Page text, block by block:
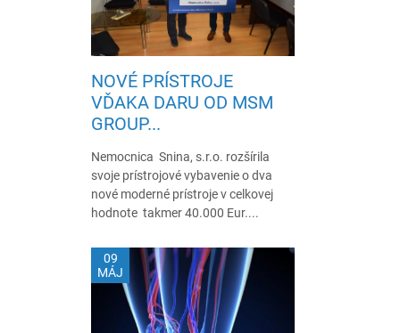
NOVÉ PRÍSTROJE
VĎAKA DARU OD MSM
GROUP...
Nemocnica Snina, s.r.o. rozšírila
svoje prístrojové vybavenie o dva
nové moderné prístroje v celkovej
hodnote takmer 40.000 Eur....
09
MÁJ